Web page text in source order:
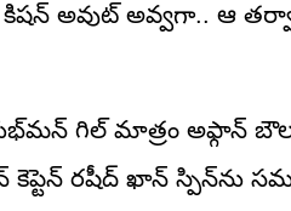
కిషన్ అవుట్ అవ్వగా.. ఆ
గిల్ మాత్రం అఫ్గాన్
కెప్టెన్ రషీద్ ఖాన్ స్పిన్‌ను